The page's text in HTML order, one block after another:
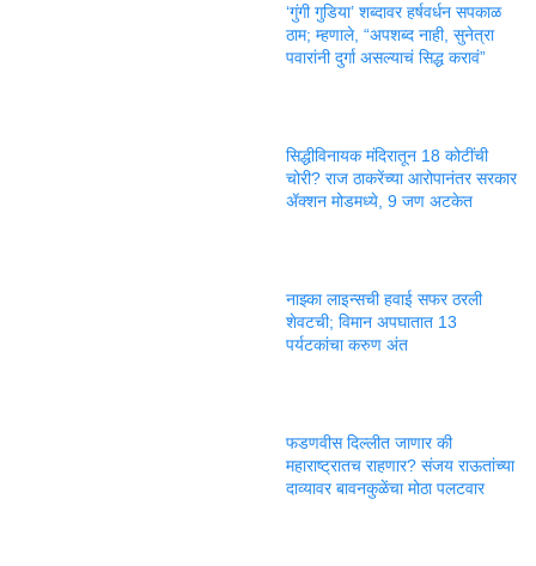
‘गुंगी गुडिया’ शब्दावर हर्षवर्धन सपकाळ
ठाम; म्हणाले, “अपशब्द नाही, सुनेत्रा
पवारांनी दुर्गा असल्याचं सिद्ध करावं”
सिद्धीविनायक मंदिरातून 18 कोटींची
चोरी? राज ठाकरेंच्या आरोपानंतर सरकार
ॲक्शन मोडमध्ये, 9 जण अटकेत
नाझ्का लाइन्सची हवाई सफर ठरली
शेवटची; विमान अपघातात 13
पर्यटकांचा करुण अंत
फडणवीस दिल्लीत जाणार की
महाराष्ट्रातच राहणार? संजय राऊतांच्या
दाव्यावर बावनकुळेंचा मोठा पलटवार